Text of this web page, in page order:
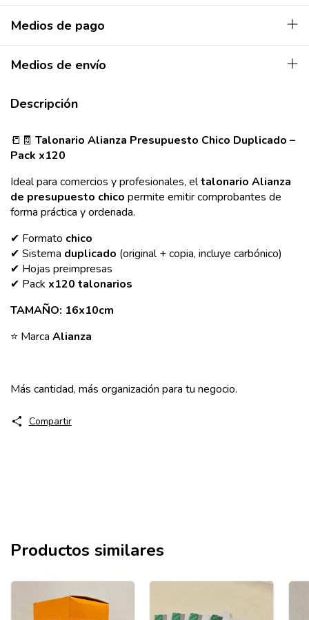
Medios de pago
Medios de envío
Descripción
📒🧾 Talonario Alianza Presupuesto Chico Duplicado –
Pack x120
Ideal para comercios y profesionales, eltalonario Alianza
de presupuesto chico permite emitir comprobantes de
forma práctica y ordenada.
✔ Formato chico
✔ Sistema duplicado (original + copia, incluye carbónico)
✔ Hojas preimpresas
✔ Pack x120 talonarios
TAMAÑO: 16x10cm
⭐ Marca Alianza
Más cantidad, más organización para tu negocio.
Compartir
Productos similares